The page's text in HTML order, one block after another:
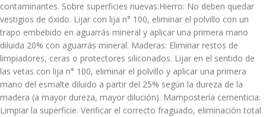
contaminantes. Sobre superficies nuevas:Hierro: No deben quedar
vestigios de óxido. Lijar con lija n° 100, eliminar el polvillo con un
trapo embebido en aguarrás mineral y aplicar una primera mano
diluida 20% con aguarrás mineral. Maderas: Eliminar restos de
limpiadores, ceras o protectores siliconados. Lijar en el sentido de
las vetas con lija n° 100, eliminar el polvillo y aplicar una primera
mano del esmalte diluido a partir del 25% según la dureza de la
madera (a mayor dureza, mayor dilución). Mampostería cementicia:
Limpiar la superficie. Verificar el correcto fraguado, eliminación total